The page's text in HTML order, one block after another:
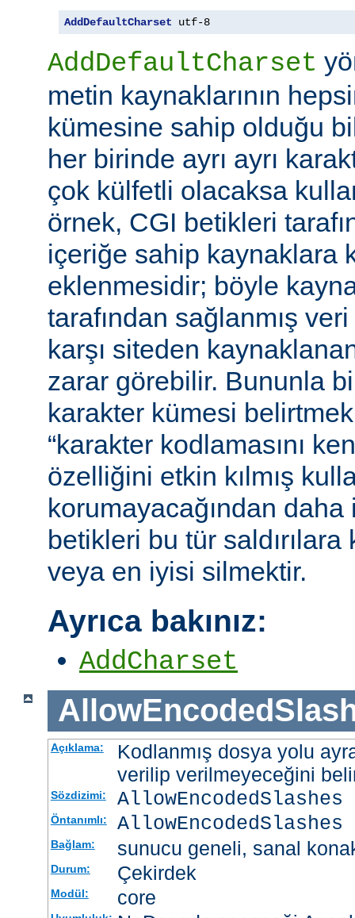
AddDefaultCharset utf-8
AddDefaultCharset
metin kaynaklarının
kümesine sahip olduğu
her birinde ayrı ayrı
çok külfetli olacaksa
örnek, CGI betikleri
içeriğe sahip kaynaklara
eklenmesidir; böyle
tarafından sağlanmış
karşı siteden
zarar görebilir. Bununla
karakter kümesi
“karakter kodlamasını
özelliğini etkin kılmış
korumayacağından
betikleri bu tür saldırılara
veya en iyisi silmektir.
Ayrıca bakınız:
AddCharset
Açıklama:
Kodlanmış dosya yolu
verilip verilmeyeceğini
Sözdizimi: AllowEncodedSlashes
Öntanımlı:
Bağlam: sunucu geneli, sanal
Durum: Çekirdek
Modül: core